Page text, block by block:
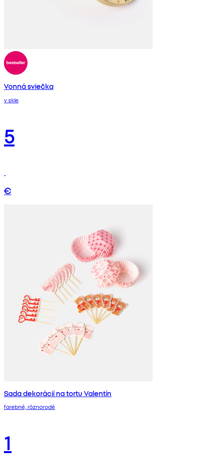
Vonná sviečka
v skle
5
€
Sada dekorácií na tortu Valentín
farebné, rôznorodé
1